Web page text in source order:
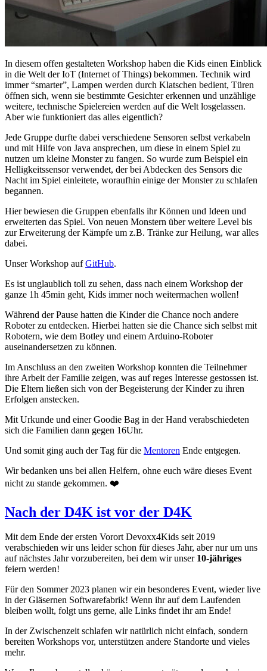
In diesem offen gestalteten Workshop haben die Kids einen Einblick
in die Welt der IoT (Internet of Things) bekommen. Technik wird
immer “smarter”, Lampen werden durch Klatschen bedient, Türen
öffnen sich, wenn sie bestimmte Gesichter erkennen und unzählige
weitere, technische Spielereien werden auf die Welt losgelassen.
Aber wie funktioniert das alles eigentlich?
Jede Gruppe durfte dabei verschiedene Sensoren selbst verkabeln
und mit Hilfe von Java ansprechen, um diese in einem Spiel zu
nutzen um kleine Monster zu fangen. So wurde zum Beispiel ein
Helligkeitssensor verwendet, der bei Abdecken des Sensors die
Nacht im Spiel einleitete, woraufhin einige der Monster zu schlafen
begannen.
Hier bewiesen die Gruppen ebenfalls ihr Können und Ideen und
erweiterten das Spiel. Von neuen Monstern über weitere Level bis
zur Erweiterung der Kämpfe um z.B. Tränke zur Heilung, war alles
dabei.
Unser Workshop aufGitHub.
Es ist unglaublich toll zu sehen, dass nach einem Workshop der
ganze 1h 45min geht, Kids immer noch weitermachen wollen!
Während der Pause hatten die Kinder die Chance noch andere
Roboter zu entdecken. Hierbei hatten sie die Chance sich selbst mit
Robotern, wie dem Botley und einem Arduino-Roboter
auseinandersetzen zu können.
Im Anschluss an den zweiten Workshop konnten die Teilnehmer
ihre Arbeit der Familie zeigen, was auf reges Interesse gestossen ist.
Die Eltern ließen sich von der Begeisterung der Kinder zu ihren
Erfolgen anstecken.
Mit Urkunde und einer Goodie Bag in der Hand verabschiedeten
sich die Familien dann gegen 16Uhr.
Und somit ging auch der Tag für die Mentoren Ende entgegen.
Wir bedanken uns bei allen Helfern, ohne euch wäre dieses Event
nicht zu stande gekommen. ❤️
Nach der D4K ist vor der D4K
Mit dem Ende der ersten Vorort Devoxx4Kids seit 2019
verabschieden wir uns leider schon für dieses Jahr, aber nur um uns
auf nächstes Jahr vorzubereiten, bei dem wir unser 10-jähriges
feiern werden!
Für den Sommer 2023 planen wir ein besonderes Event, wieder live
in der Gläsernen Softwarefabrik! Wenn ihr auf dem Laufenden
bleiben wollt, folgt uns gerne, alle Links findet ihr am Ende!
In der Zwischenzeit schlafen wir natürlich nicht einfach, sondern
bereiten Workshops vor, unterstützen andere Standorte und vieles
mehr.